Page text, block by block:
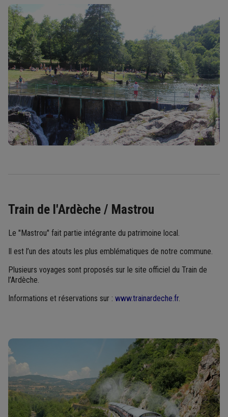
Train de l'Ardèche / Mastrou
Le "Mastrou" fait partie intégrante du patrimoine local.
Il est l’un des atouts les plus emblématiques de notre commune.
Plusieurs voyages sont proposés sur le site officiel du Train de
l’Ardèche.
Informations et réservations sur : www.trainardeche.fr.